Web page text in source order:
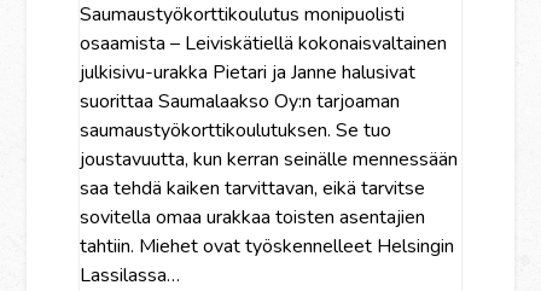
Saumaustyökorttikoulutus monipuolisti
osaamista – Leiviskätiellä kokonaisvaltainen
julkisivu-urakka Pietari ja Janne halusivat
suorittaa Saumalaakso Oy:n tarjoaman
saumaustyökorttikoulutuksen. Se tuo
joustavuutta, kun kerran seinälle mennessään
saa tehdä kaiken tarvittavan, eikä tarvitse
sovitella omaa urakkaa toisten asentajien
tahtiin. Miehet ovat työskennelleet Helsingin
Lassilassa…